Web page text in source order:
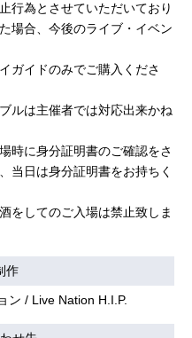
行為とさせていただいており
場合、今後のライブ・イベン
ガイドのみでご購入くださ
ルは主催者では対応出来かね
時に身分証明書のご確認をさ
当日は身分証明書をお持ちく
をしてのご入場は禁止致しま
作
ン / Live Nation H.I.P.